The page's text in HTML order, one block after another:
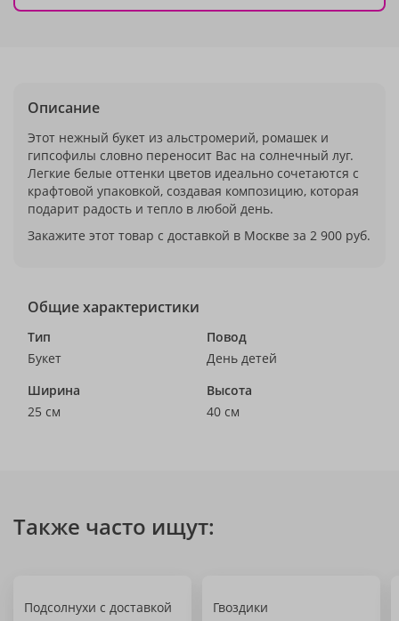
Описание
Этот нежный букет из альстромерий, ромашек и
гипсофилы словно переносит Вас на солнечный луг.
Легкие белые оттенки цветов идеально сочетаются с
крафтовой упаковкой, создавая композицию, которая
подарит радость и тепло в любой день.
Закажите этот товар с доставкой в Москве за 2 900 руб.
Общие характеристики
Тип
Букет
Повод
День детей
Ширина
25 см
Высота
40 см
Также часто ищут:
Подсолнухи с доставкой Гвоздики